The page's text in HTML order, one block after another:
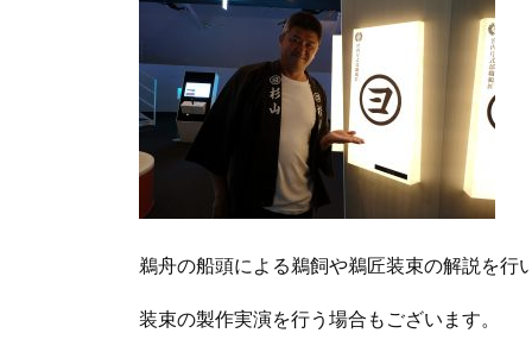
鵜舟の船頭による鵜飼や鵜匠装束の解説を行
装束の製作実演を行う場合もございます。